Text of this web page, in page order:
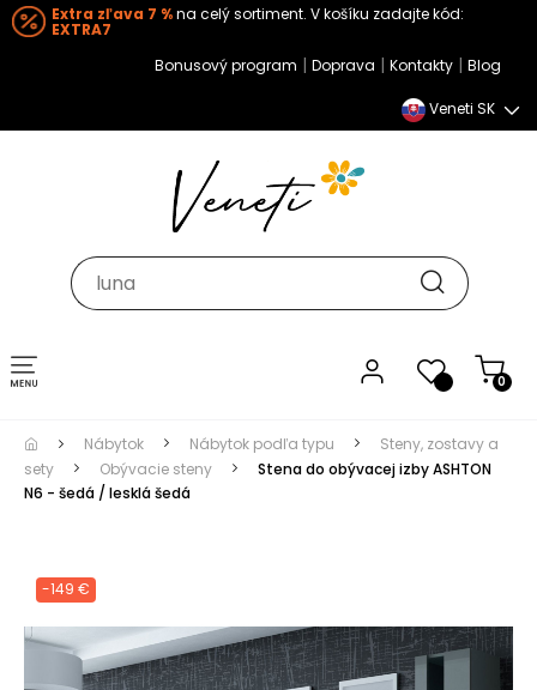
Extra zľava 7 %na celý sortiment. V košíku zadajte kód:
EXTRA7
Bonusový program | Doprava | Kontakty | Blog
Veneti SK
0
Toggle navigation
Nábytok Nábytok podľa typu
Steny, zostavy a
sety
Obývacie steny
Stena do obývacej izby ASHTON
N6 - šedá / lesklá šedá
-149 €